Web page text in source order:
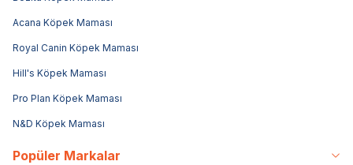
Acana Köpek Maması
Royal Canin Köpek Maması
Hill's Köpek Maması
Pro Plan Köpek Maması
N&D Köpek Maması
Popüler Markalar